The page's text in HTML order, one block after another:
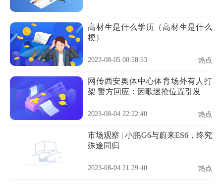
高材生是什么学历（高材生是什么
梗）
2023-08-05 00:58:53 热点
网传西安奥体中心体育场外有人打
架 警方回应：因歌迷抢位置引发
2023-08-04 22:22:40 热点
市场观察 | 小鹏G6与蔚来ES6，终究
殊途同归
2023-08-04 21:29:40 热点